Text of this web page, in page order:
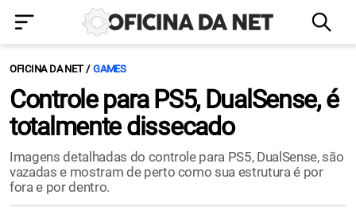
OFICINA DA NET GAMES
Controle para PS5, DualSense, é
totalmente dissecado
Imagens detalhadas do controle para PS5, DualSense, são
vazadas e mostram de perto como sua estrutura é por
fora e por dentro.